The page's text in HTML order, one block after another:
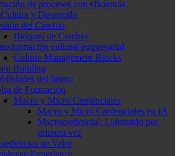
de procesos con eficiencia
y Desarrollo
del Cambio
Bloques de Cambio
cultural empresarial
Culture Management Blocks
Building
del futuro
de Formación
Macro y Micro Credenciales
Macro y Micro Credenciales en IA
Macrocredencial: Liderando por
primera vez
de Valor